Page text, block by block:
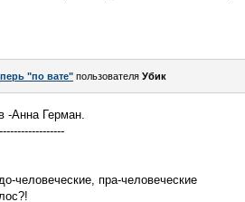
"по вате" пользователя Убик
-Анна Герман.
человеческие, пра-человеческие